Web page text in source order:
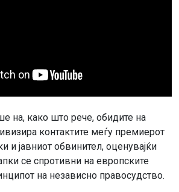
на, како што рече, обидите на
контактите меѓу премиерот
и јавниот обвинител, оценувајќи
се спротивни на европските
на независно правосудство.